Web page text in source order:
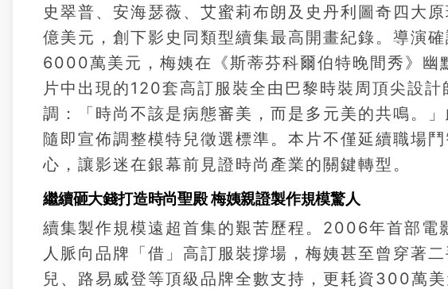
史翠普、安海瑟薇、艾蜜莉布朗及史丹利圖奇四大
億美元，創下影史同類型續集最高開畫紀錄。導演
6000萬美元，梅姨在《斯蒂芬科爾伯特晚間秀》幽
片中出現的120套高訂服裝全由巴黎時裝周頂尖設
調：「時尚不該是病態審美，而是多元美的共鳴。
隨即宣佈調整模特兒徵選標準。本片不僅延續職場
心，讓影迷在銀幕前見證時尚產業的關鍵轉型。
繼續砸大錢打造時尚聖殿 梅姨親證製作規模驚人
續集製作規模遠超首集的艱苦歷程。2006年首部電
人脈向品牌「借」高訂服裝撐場，梅姨甚至曾穿著
兒、路易威登等頂級品牌全數支持，更耗資300萬